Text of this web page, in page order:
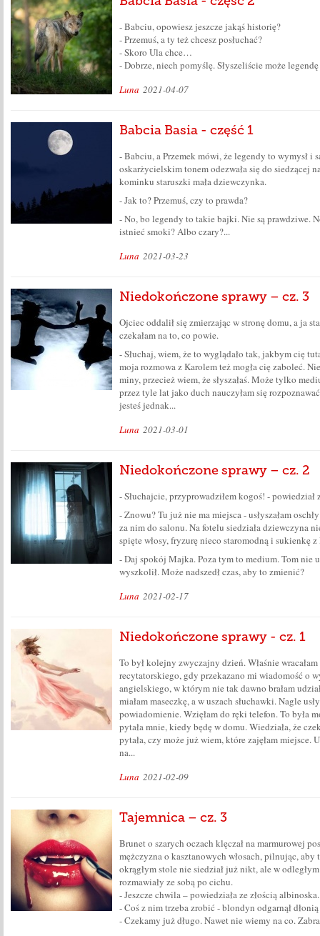
- Babciu, opowiesz jeszcze jakąś historię?
- Przemuś, a ty też chcesz posłuchać?
- Skoro Ula chce…
- Dobrze, niech pomyślę. Słyszeliście może
Luna 2021-04-07
Babcia Basia - część 1
- Babciu, a Przemek mówi, że legendy to wymysł i
oskarżycielskim tonem odezwała się do siedzącej
kominku staruszki mała dziewczynka.
- Jak to? Przemuś, czy to prawda?
- No, bo legendy to takie bajki. Nie są prawdziwe.
istnieć smoki? Albo czary?...
Luna 2021-03-23
Niedokończone sprawy – cz. 3
Ojciec oddalił się zmierzając w stronę domu, a ja
czekałam na to, co powie.
- Słuchaj, wiem, że to wyglądało tak, jakbym cię
moja rozmowa z Karolem też mogła cię zaboleć.
miny, przecież wiem, że słyszałaś. Może tylko
przez tyle lat jako duch nauczyłam się
jesteś jednak...
Luna 2021-03-01
Niedokończone sprawy – cz. 2
- Słuchajcie, przyprowadziłem kogoś! -
- Znowu? Tu już nie ma miejsca - usłyszałam
za nim do salonu. Na fotelu siedziała dziewczyna
spięte włosy, fryzurę nieco staromodną i sukienkę
- Daj spokój Majka. Poza tym to medium. Tom nie
wyszkolił. Może nadszedł czas, aby to zmienić?
Luna 2021-02-17
Niedokończone sprawy - cz. 1
To był kolejny zwyczajny dzień. Właśnie
recytatorskiego, gdy przekazano mi wiadomość o
angielskiego, w którym nie tak dawno brałam
miałam maseczkę, a w uszach słuchawki. Nagle
powiadomienie. Wzięłam do ręki telefon. To była
pytała mnie, kiedy będę w domu. Wiedziała, że
pytała, czy może już wiem, które zajęłam miejsce.
na...
Luna 2021-02-09
Tajemnica – cz. 3
Brunet o szarych oczach klęczał na marmurowej
mężczyzna o kasztanowych włosach, pilnując, aby
okrągłym stole nie siedział już nikt, ale w
rozmawiały ze sobą po cichu.
- Jeszcze chwila – powiedziała ze złością albinoska.
- Coś z nim trzeba zrobić - blondyn odgarnął
- Czekamy już długo. Nawet nie wiemy na co.